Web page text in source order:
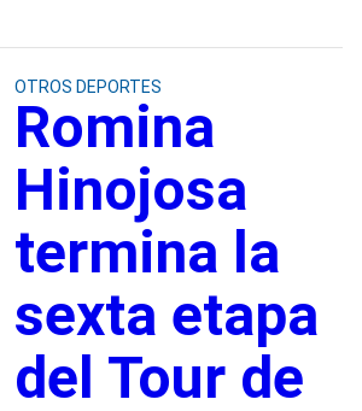
OTROS DEPORTES
Romina
Hinojosa
termina la
sexta etapa
del Tour de